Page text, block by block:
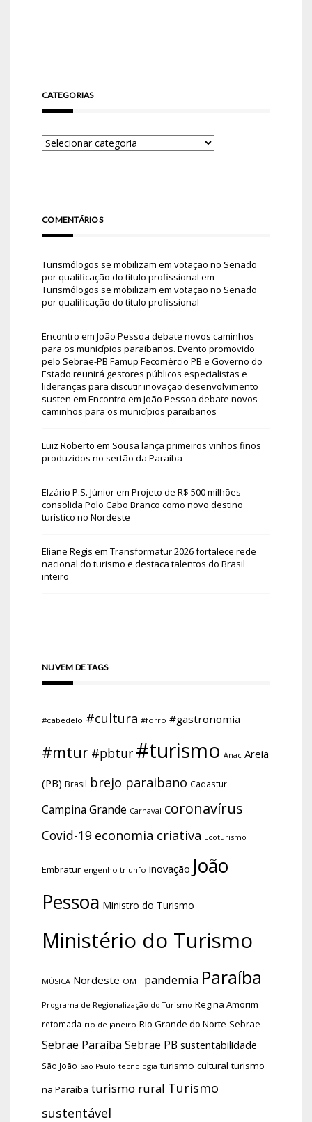
CATEGORIAS
COMENTÁRIOS
Turismólogos se mobilizam em votação no Senado
por qualificação do título profissional em
Turismólogos se mobilizam em votação no Senado
por qualificação do título profissional
Encontro em João Pessoa debate novos caminhos
para os municípios paraibanos. Evento promovido
pelo Sebrae-PB Famup Fecomércio PB e Governo do
Estado reunirá gestores públicos especialistas e
lideranças para discutir inovação desenvolvimento
susten em Encontro em João Pessoa debate novos
caminhos para os municípios paraibanos
Luiz Roberto em Sousa lança primeiros vinhos finos
produzidos no sertão da Paraíba
Elzário P.S. Júniorem Projeto de R$ 500 milhões
consolida Polo Cabo Branco como novo destino
turístico no Nordeste
Eliane Regis em Transformatur 2026 fortalece rede
nacional do turismo e destaca talentos do Brasil
inteiro
NUVEM DE TAGS
#cabedelo #cultura #forro #gastronomia
#mtur #pbtur #turismo Anac Areia
(PB) Brasil brejo paraibano Cadastur
Campina Grande Carnaval coronavírus
Covid-19 economia criativa Ecoturismo
Embratur engenho triunfo inovação João
Pessoa Ministro do Turismo
Ministério do Turismo
MÚSICA Nordeste OMT pandemia Paraíba
Programa de Regionalização do Turismo Regina Amorim
retomada rio de janeiro Rio Grande do Norte Sebrae
Sebrae Paraíba Sebrae PB sustentabilidade
São João São Paulo tecnologia turismo cultural turismo
na Paraíba turismo rural Turismo
sustentável